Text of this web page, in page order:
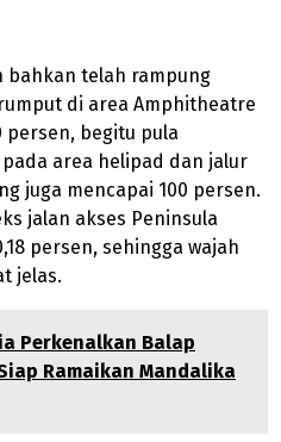
bahkan telah rampung
di area Amphitheatre
persen, begitu pula
area helipad dan jalur
juga mencapai 100 persen.
jalan akses Peninsula
persen, sehingga wajah
jelas.
Perkenalkan Balap
Ramaikan Mandalika